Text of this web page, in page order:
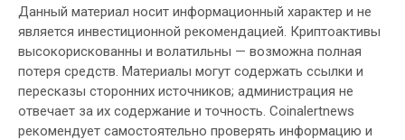
Данный материал носит информационный характер и не
является инвестиционной рекомендацией. Криптоактивы
высокорискованны и волатильны — возможна полная
потеря средств. Материалы могут содержать ссылки и
пересказы сторонних источников; администрация не
отвечает за их содержание и точность. Coinalertnews
рекомендует самостоятельно проверять информацию и